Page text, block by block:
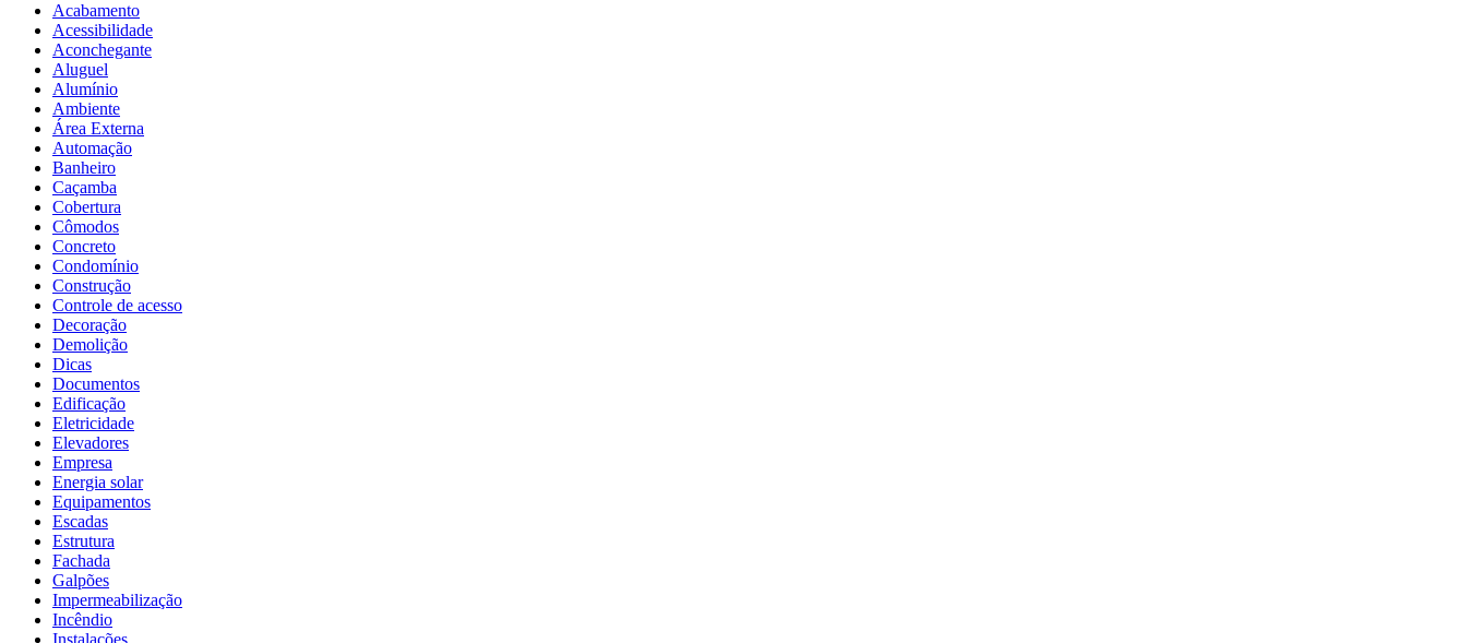
Acabamento
Acessibilidade
Aconchegante
Aluguel
Alumínio
Ambiente
Área Externa
Automação
Banheiro
Caçamba
Cobertura
Cômodos
Concreto
Condomínio
Construção
Controle de acesso
Decoração
Demolição
Dicas
Documentos
Edificação
Eletricidade
Elevadores
Empresa
Energia solar
Equipamentos
Escadas
Estrutura
Fachada
Galpões
Impermeabilização
Incêndio